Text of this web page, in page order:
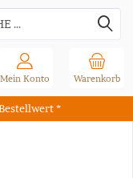
*
Warenkorb
Mein Konto